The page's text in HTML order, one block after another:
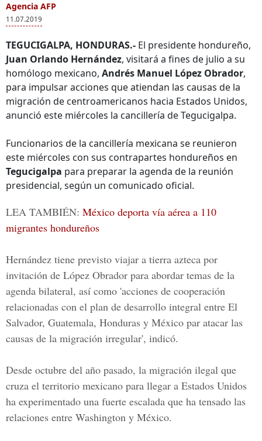
Agencia AFP
11.07.2019
TEGUCIGALPA, HONDURAS.- El presidente hondureño,
Juan Orlando Hernández, visitará a fines de julio a su
homólogo mexicano, Andrés Manuel López Obrador,
para impulsar acciones que atiendan las causas de la
migración de centroamericanos hacia Estados Unidos,
anunció este miércoles la cancillería de Tegucigalpa.
Funcionarios de la cancillería mexicana se reunieron
este miércoles con sus contrapartes hondureños en
Tegucigalpa para preparar la agenda de la reunión
presidencial, según un comunicado oficial.
LEA TAMBIÉN: México deporta vía aérea a 110
migrantes hondureños
Hernández tiene previsto viajar a tierra azteca por
invitación de López Obrador para abordar temas de la
agenda bilateral, así como 'acciones de cooperación
relacionadas con el plan de desarrollo integral entre El
Salvador, Guatemala, Honduras y México par atacar las
causas de la migración irregular', indicó.
Desde octubre del año pasado, la migración ilegal que
cruza el territorio mexicano para llegar a Estados Unidos
ha experimentado una fuerte escalada que ha tensado las
relaciones entre Washington y México.